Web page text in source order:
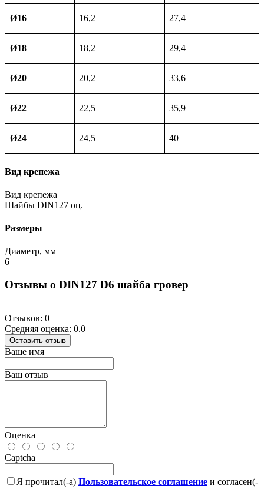
Ø16 16,2 27,4
Ø18 18,2 29,4
Ø20 20,2 33,6
Ø22 22,5 35,9
Ø24 24,5 40
Вид крепежа
Вид крепежа
Шайбы DIN127 оц.
Размеры
Диаметр, мм
6
Отзывы о DIN127 D6 шайба гровер
Отзывов: 0
Средняя оценка: 0.0
Оставить отзыв
Ваше имя
Ваш отзыв
Оценка
Captcha
Я прочитал(-а) Пользовательское соглашение и согласен(-